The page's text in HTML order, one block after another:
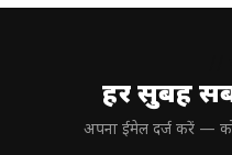
हर सुबह
अपना ईमेल दर्ज करें —